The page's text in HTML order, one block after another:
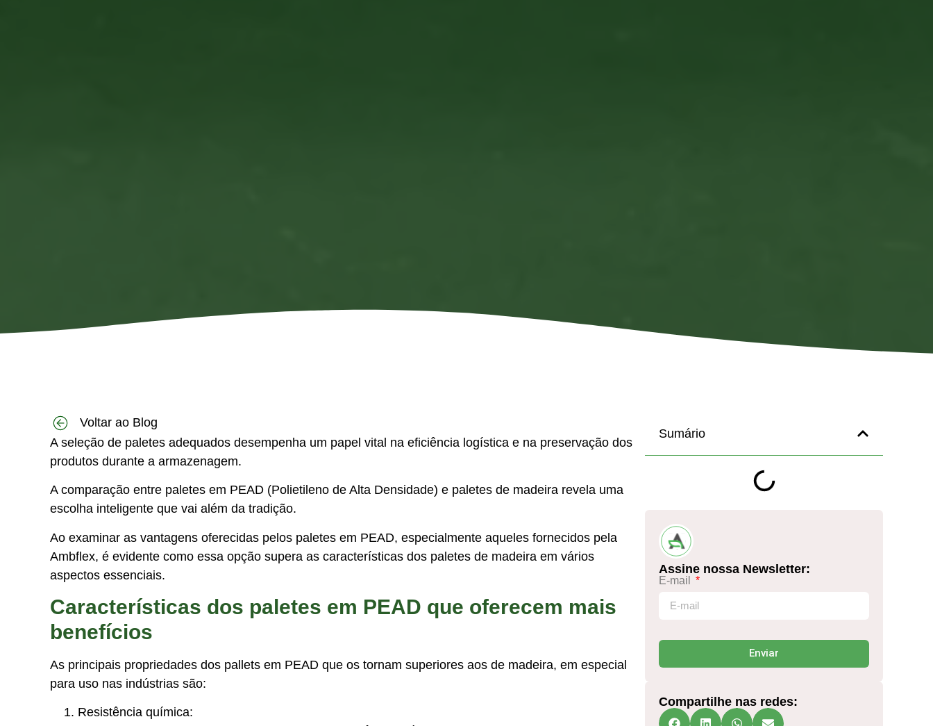
Voltar ao Blog
A seleção de paletes adequados desempenha um papel vital na eficiência logística e na preservação dos
produtos durante a armazenagem.
A comparação entre paletes em PEAD (Polietileno de Alta Densidade) e paletes de madeira revela uma
escolha inteligente que vai além da tradição.
Ao examinar as vantagens oferecidas pelos paletes em PEAD, especialmente aqueles fornecidos pela
Ambflex, é evidente como essa opção supera as características dos paletes de madeira em vários
aspectos essenciais.
Características dos paletes em PEAD que oferecem mais
benefícios
As principais propriedades dos pallets em PEAD que os tornam superiores aos de madeira, em especial
para uso nas indústrias são:
Resistência química:
Sumário
Assine nossa Newsletter:
E-mail
Enviar
Compartilhe nas redes: